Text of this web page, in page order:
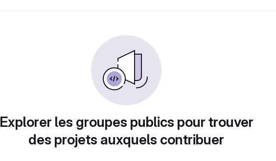
Explorer les groupes publics pour trouver
des projets auxquels contribuer